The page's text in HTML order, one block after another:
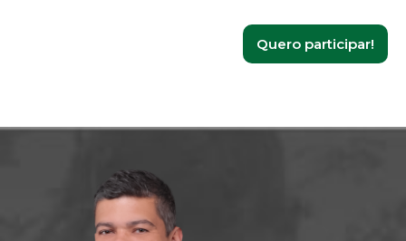
Quero participar!